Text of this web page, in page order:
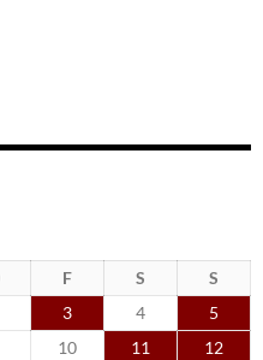
F S
S
3 4
5
10 11
12